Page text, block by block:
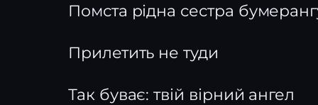
Помста рідна сестра
Прилетить не туди
Так буває: твій вірний ангел